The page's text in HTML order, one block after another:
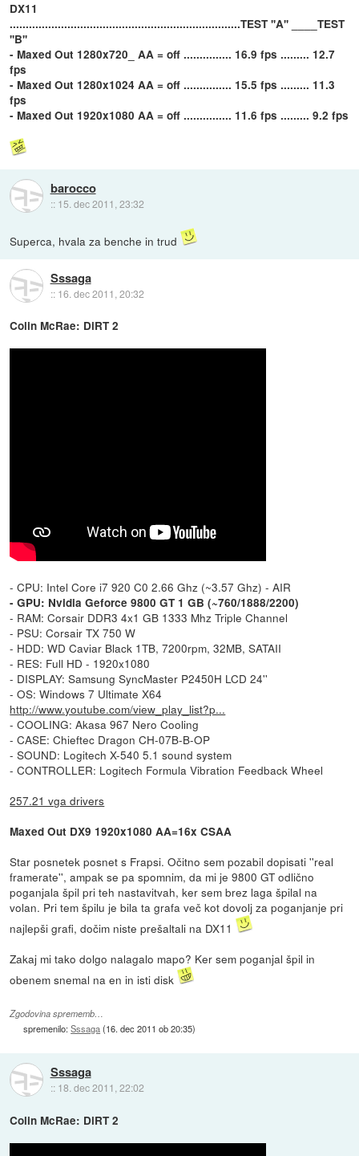
DX11
........................................................................TEST ''A'' ____TEST
''B''
- Maxed Out 1280x720_ AA = off ............... 16.9 fps ......... 12.7
fps
- Maxed Out 1280x1024 AA = off ............... 15.5 fps ......... 11.3
fps
- Maxed Out 1920x1080 AA = off ............... 11.6 fps ......... 9.2 fps
barocco
:: 15. dec 2011, 23:32
Superca, hvala za benche in trud
Sssaga
:: 16. dec 2011, 20:32
Colin McRae: DiRT 2
- CPU: Intel Core i7 920 C0 2.66 Ghz (~3.57 Ghz) - AIR
- GPU: Nvidia Geforce 9800 GT 1 GB (~760/1888/2200)
- RAM: Corsair DDR3 4x1 GB 1333 Mhz Triple Channel
- PSU: Corsair TX 750 W
- HDD: WD Caviar Black 1TB, 7200rpm, 32MB, SATAII
- RES: Full HD - 1920x1080
- DISPLAY: Samsung SyncMaster P2450H LCD 24''
- OS: Windows 7 Ultimate X64
http://www.youtube.com/view_play_list?p...
- COOLING: Akasa 967 Nero Cooling
- CASE: Chieftec Dragon CH-07B-B-OP
- SOUND: Logitech X-540 5.1 sound system
- CONTROLLER: Logitech Formula Vibration Feedback Wheel
257.21 vga drivers
Maxed Out DX9 1920x1080 AA=16x CSAA
Star posnetek posnet s Frapsi. Očitno sem pozabil dopisati ''real
framerate'', ampak se pa spomnim, da mi je 9800 GT odlično
poganjala špil pri teh nastavitvah, ker sem brez laga špilal na
volan. Pri tem špilu je bila ta grafa več kot dovolj za poganjanje pri
najlepši grafi, dočim niste prešaltali na DX11
Zakaj mi tako dolgo nalagalo mapo? Ker sem poganjal špil in
obenem snemal na en in isti disk
Zgodovina sprememb…
spremenilo:Sssaga(16. dec 2011 ob 20:35)
Sssaga
:: 18. dec 2011, 22:02
Colin McRae: DiRT 2